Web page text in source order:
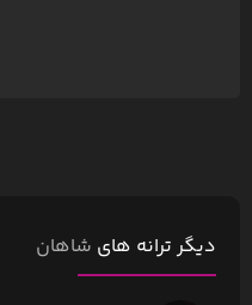
دیگر ترانه های شاهان